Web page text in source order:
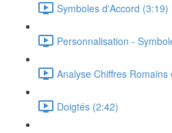
Symboles d'Accord (3:19)
Personnalisation -
Analyse Chiffres
Doigtés (2:42)